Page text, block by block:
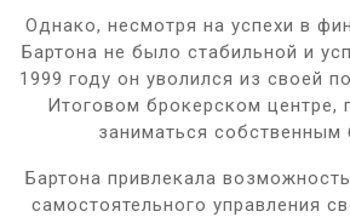
Однако, несмотря на успехи в
Бартона не было стабильной и
1999 году он уволился из своей
Итоговом брокерском центре,
заниматься собственным
Бартона привлекала
самостоятельного управления